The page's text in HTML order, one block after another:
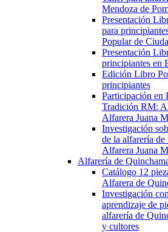
Mendoza de
Presentación
para
Popular de
Presentación
principiantes en
Edición Libro
principiantes
Participación en
Tradición RM:
Alfarera Juana
Investigación
de la alfarería de
Alfarera Juana
Alfarería de
Catálogo 12
Alfarera de
Investigación
aprendizaje de
alfarería de
y cultores